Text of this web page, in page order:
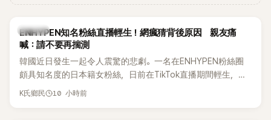
K-POP
ENHYPEN知名粉絲直播輕生！網瘋猜背後原因 親友痛
喊：請不要再揣測
韓國近日發生一起令人震驚的悲劇。一名在ENHYPEN粉絲圈
頗具知名度的日本籍女粉絲，日前在TikTok直播期間輕生，最
終不幸身亡，消息曝光後震驚韓網，也讓不少粉絲湧入社群平
K氏鄉民 10 小時前